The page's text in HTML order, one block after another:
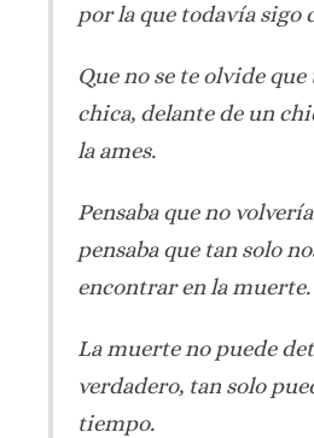
por la que todavía sigo
Que no se te olvide
chica, delante de un
la ames.
Pensaba que no
pensaba que tan solo
encontrar en la muerte.
La muerte no puede
verdadero, tan solo
tiempo.